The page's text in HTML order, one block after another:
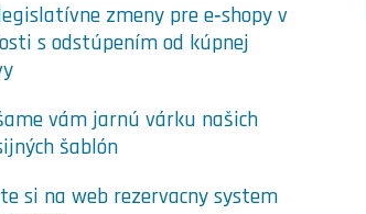
zmeny pre e‑shopy v
s odstúpením od kúpnej
vám jarnú várku našich
šablón
si na web rezervacny system